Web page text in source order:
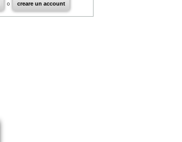
o creare un account